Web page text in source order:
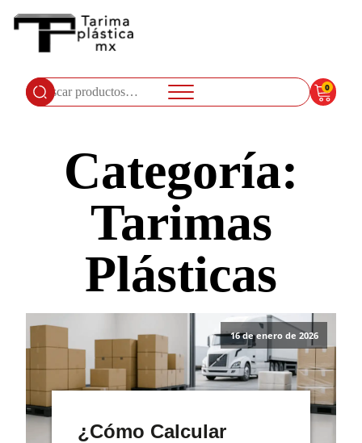
Buscar
por:
0
Categoría:
Tarimas
Plásticas
16 de enero de 2026
¿Cómo Calcular